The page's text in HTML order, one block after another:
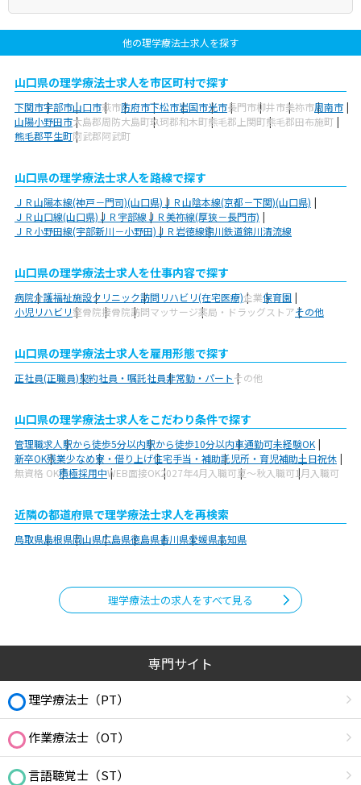
他の理学療法士求人を探す
山口県の理学療法士求人を市区町村で探す
下関市宇部市山口市萩市防府市下松市岩国市光市長門市柳井市美祢市周南市
山陽小野田市大島郡周防大島町玖珂郡和木町熊毛郡上関町熊毛郡田布施町
熊毛郡平生町阿武郡阿武町
山口県の理学療法士求人を路線で探す
ＪＲ山陽本線(神戸－門司)(山口県)ＪＲ山陰本線(京都－下関)(山口県)
ＪＲ山口線(山口県)ＪＲ宇部線ＪＲ美祢線(厚狭－長門市)
ＪＲ小野田線(宇部新川－小野田)ＪＲ岩徳線錦川鉄道錦川清流線
山口県の理学療法士求人を仕事内容で探す
病院介護福祉施設クリニック訪問リハビリ(在宅医療)企業保育園
小児リハビリ整骨院接骨院訪問マッサージ薬局・ドラッグストアその他
山口県の理学療法士求人を雇用形態で探す
正社員(正職員)契約社員・嘱託社員非常勤・パートその他
山口県の理学療法士求人をこだわり条件で探す
管理職求人駅から徒歩5分以内駅から徒歩10分以内車通勤可未経験OK
新卒OK残業少なめ寮・借り上げ住宅手当・補助託児所・育児補助土日祝休
無資格 OK積極採用中WEB面接OK2027年4月入職可夏～秋入職可1月入職可
近隣の都道府県で理学療法士求人を再検索
鳥取県島根県岡山県広島県徳島県香川県愛媛県高知県
理学療法士の求人をすべて見る
専門サイト
理学療法士（PT）
作業療法士（OT）
言語聴覚士（ST）